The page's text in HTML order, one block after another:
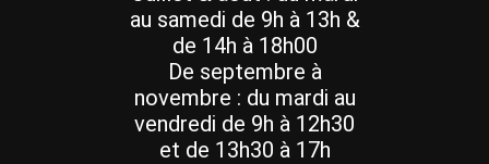
au samedi de 9h à 13h &
de 14h à 18h00
De septembre à
novembre : du mardi au
vendredi de 9h à 12h30
et de 13h30 à 17h